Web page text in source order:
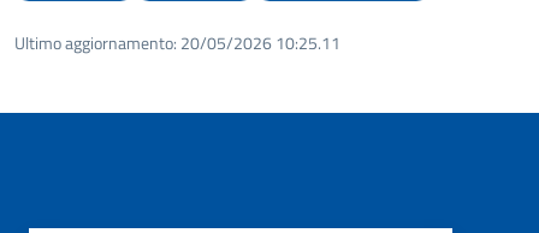
Ultimo aggiornamento: 20/05/2026 10:25.11